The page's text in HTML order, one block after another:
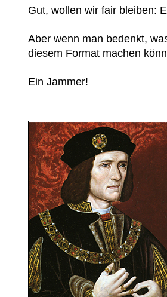
Gut, wollen wir fair bleiben:
Aber wenn man bedenkt,
diesem Format machen
Ein Jammer!